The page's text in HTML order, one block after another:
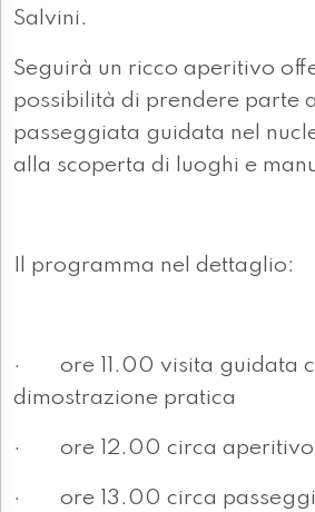
Salvini.
Seguirà un ricco aperitivo
possibilità di prendere parte
passeggiata guidata nel
alla scoperta di luoghi e
Il programma nel dettaglio:
· ore 11.00 visita guidata
dimostrazione pratica
· ore 12.00 circa aperitivo
· ore 13.00 circa